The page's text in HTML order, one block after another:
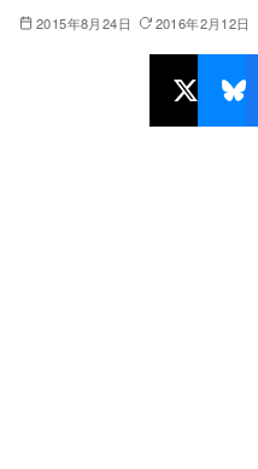
2015年8月24日 2016年2月12日